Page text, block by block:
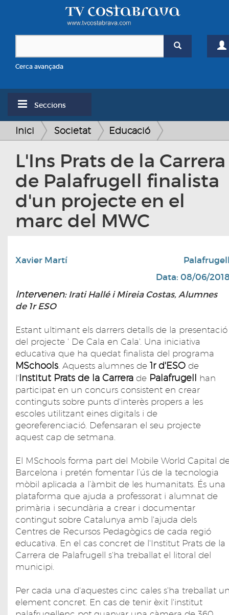
Cerca avançada
Seccions
Inici Societat Educació
L'Ins Prats de la Carrera
de Palafrugell finalista
d'un projecte en el
marc del MWC
Xavier Martí
Data: 08/06/
Intervenen:Irati Hallé i Mireia Costas, Alumnes
de 1r ESO
Estant ultimant els darrers detalls de la presentació
del projecte ' De Cala en Cala'. Una iniciativa
educativa que ha quedat finalista del programa
MSchools. Aquests alumnes de 1r d'ESO de
l'Institut Prats de la Carrera de Palafrugell han
participat en un concurs consistent en crear
continguts sobre punts d'interès propers a les
escoles utilitzant eines digitals i de
georeferenciació. Defensaran el seu projecte
aquest cap de setmana.
El MSchools forma part del Mobile World Capital
Barcelona i pretén fomentar l’ús de la tecnologia
mòbil aplicada a l’àmbit de les humanitats. És una
plataforma que ajuda a professorat i alumnat de
primària i secundària a crear i documentar
contingut sobre Catalunya amb l'ajuda dels
Centres de Recursos Pedagògics de cada regió
educativa. En el cas concret de l'Institut Prats de la
Carrera de Palafrugell s'ha treballat el litoral del
municipi.
Per cada una d'aquestes cinc cales s'ha treballat
element concret. En cas de tenir èxit l'institut